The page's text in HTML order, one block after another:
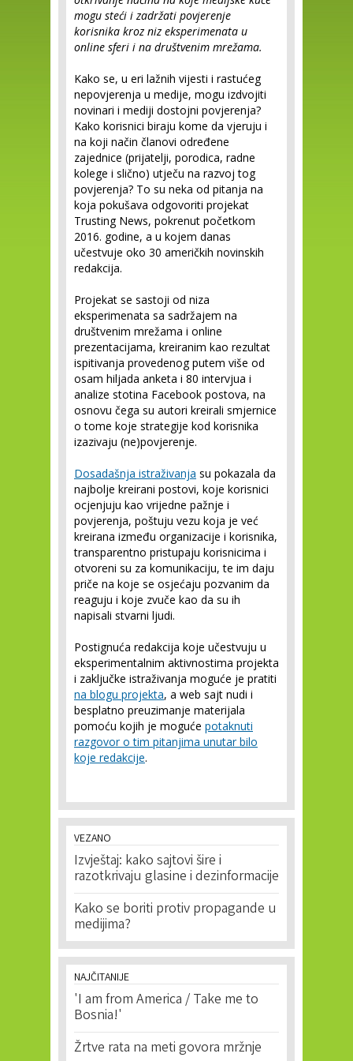
mogu steći i zadržati povjerenje
korisnika kroz niz eksperimenata u
online sferi i na društvenim mrežama.
Kako se, u eri lažnih vijesti i rastućeg
nepovjerenja u medije, mogu izdvojiti
novinari i mediji dostojni povjerenja?
Kako korisnici biraju kome da vjeruju i
na koji način članovi određene
zajednice (prijatelji, porodica, radne
kolege i slično) utječu na razvoj tog
povjerenja? To su neka od pitanja na
koja pokušava odgovoriti projekat
Trusting News, pokrenut početkom
2016. godine, a u kojem danas
učestvuje oko 30 američkih novinskih
redakcija.
Projekat se sastoji od niza
eksperimenata sa sadržajem na
društvenim mrežama i online
prezentacijama, kreiranim kao rezultat
ispitivanja provedenog putem više od
osam hiljada anketa i 80 intervjua i
analize stotina Facebook postova, na
osnovu čega su autori kreirali smjernice
o tome koje strategije kod korisnika
izazivaju (ne)povjerenje.
Dosadašnja istraživanja su pokazala da
najbolje kreirani postovi, koje korisnici
ocjenjuju kao vrijedne pažnje i
povjerenja, poštuju vezu koja je već
kreirana između organizacije i korisnika,
transparentno pristupaju korisnicima i
otvoreni su za komunikaciju, te im daju
priče na koje se osjećaju pozvanim da
reaguju i koje zvuče kao da su ih
napisali stvarni ljudi.
Postignuća redakcija koje učestvuju u
eksperimentalnim aktivnostima projekta
i zaključke istraživanja moguće je pratiti
na blogu projekta, a web sajt nudi i
besplatno preuzimanje materijala
pomoću kojih je moguće potaknuti
razgovor o tim pitanjima unutar bilo
koje redakcije.
VEZANO
Izvještaj: kako sajtovi šire i
razotkrivaju glasine i dezinformacije
Kako se boriti protiv propagande u
medijima?
NAJČITANIJE
'I am from America / Take me to
Bosnia!'
Žrtve rata na meti govora mržnje